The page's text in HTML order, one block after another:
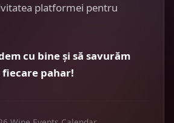
platformei pentru
cu bine și să savurăm
fiecare pahar!